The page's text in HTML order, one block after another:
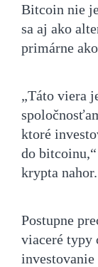
Bitcoin nie
sa aj ako
primárne
„Táto viera
ktoré
do
krypta nahor.
Postupne
viaceré typy